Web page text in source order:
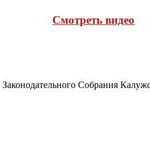
Cмотреть видео
Собрания